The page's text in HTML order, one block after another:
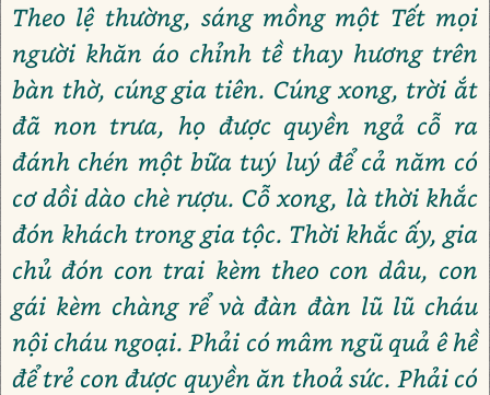
Theo lệ thường, sáng mồng một Tết mọi
người khăn áo chỉnh tề thay hương trên
bàn thờ, cúng gia tiên. Cúng xong, trời ắt
đã non trưa, họ được quyền ngả cỗ ra
đánh chén một bữa tuý luý để cả năm có
cơ dồi dào chè rượu. Cỗ xong, là thời khắc
đón khách trong gia tộc. Thời khắc ấy, gia
chủ đón con trai kèm theo con dâu, con
gái kèm chàng rể và đàn đàn lũ lũ cháu
nội cháu ngoại. Phải có mâm ngũ quả ê hề
để trẻ con được quyền ăn thoả sức. Phải có